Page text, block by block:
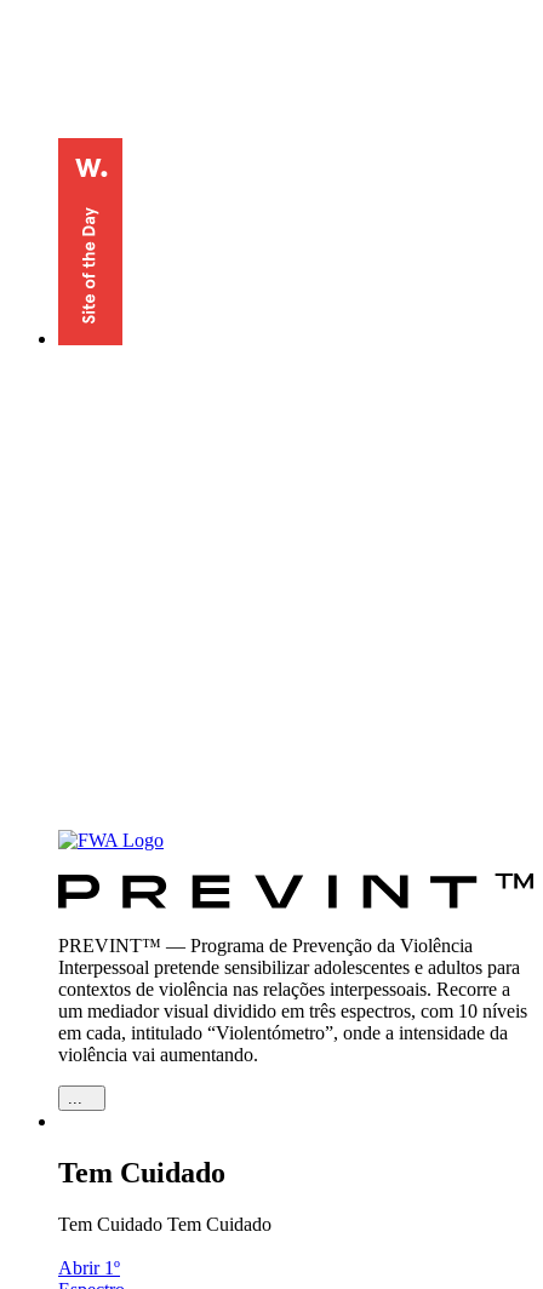
PREVINT™ — Programa de Prevenção da Violência
Interpessoal pretende sensibilizar adolescentes e adultos para
contextos de violência nas relações interpessoais. Recorre a
um mediador visual dividido em três espectros, com 10 níveis
em cada, intitulado “Violentómetro”, onde a intensidade da
violência vai aumentando.
...
Tem Cuidado
Tem Cuidado Tem Cuidado
Abrir 1º